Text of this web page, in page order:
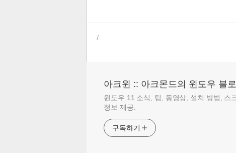
/
아크윈 :: 아크몬드의 윈도우 블
윈도우 11 소식, 팁, 동영상, 설치 방법, 스
정보 제공.
구독하기